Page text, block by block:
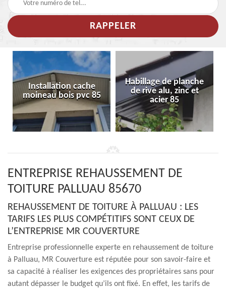
Installation cache
moineau bois pvc 85
Habillage de planche
de rive alu, zinc et
acier 85
ENTREPRISE REHAUSSEMENT DE
TOITURE PALLUAU 85670
REHAUSSEMENT DE TOITURE À PALLUAU : LES
TARIFS LES PLUS COMPÉTITIFS SONT CEUX DE
L’ENTREPRISE MR COUVERTURE
Entreprise professionnelle experte en rehaussement de toiture
à Palluau, MR Couverture est réputée pour son savoir-faire et
sa capacité à réaliser les exigences des propriétaires sans pour
autant dépasser le budget qu’ils ont fixé. En effet, les tarifs de